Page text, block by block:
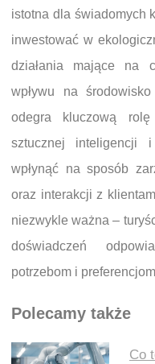
istotna dla świadomych
inwestować w
działania mające na
wpływu na
odegra kluczową
sztucznej inteligencji
wpłynąć na sposób
oraz interakcji z
niezwykle ważna –
doświadczeń
potrzebom i
Polecamy także
Co